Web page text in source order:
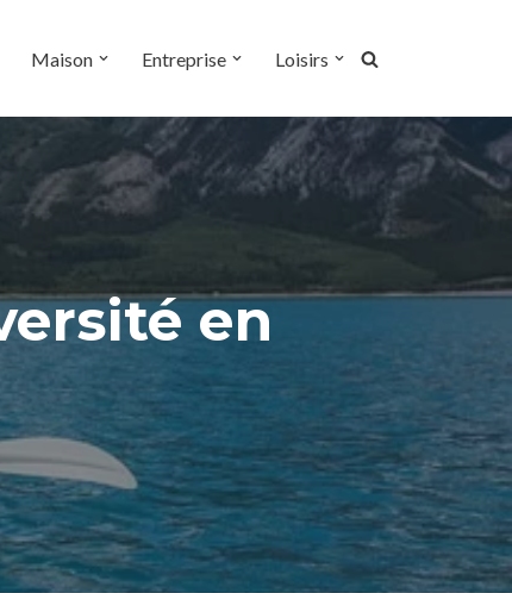
Maison Entreprise Loisirs
en